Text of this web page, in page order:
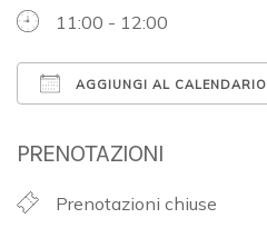
11:00 - 12:00
AGGIUNGI AL CALENDARIO
PRENOTAZIONI
Prenotazioni chiuse